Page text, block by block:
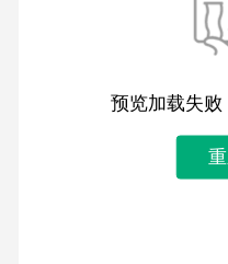
预览加载失败